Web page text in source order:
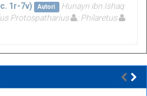
1r-7v) Autori
Hunayn ibn Ishaq
Protospatharius ; Philaretus